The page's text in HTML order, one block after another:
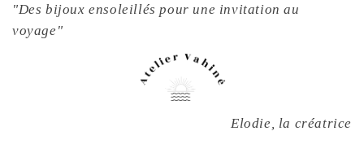
"Des bijoux ensoleillés pour une invitation au
voyage"
Elodie, la créatrice